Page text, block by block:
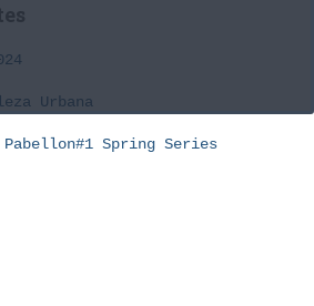
Urbana
Spring Series